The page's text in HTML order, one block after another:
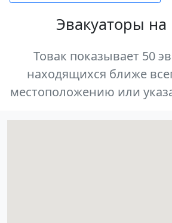
Эвакуаторы на
Товак показывает 50
находящихся ближе
местоположению или